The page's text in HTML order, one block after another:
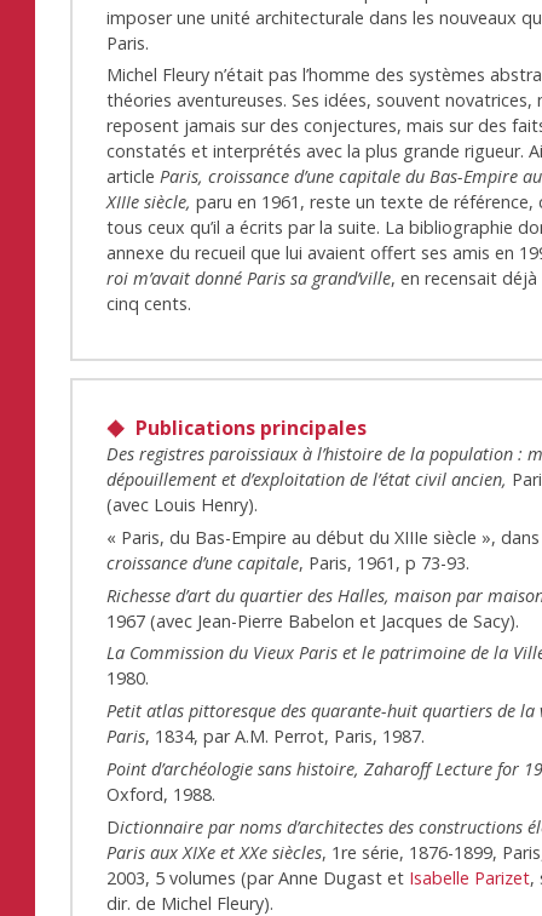
imposer une unité architecturale dans les nouveaux
Paris.
Michel Fleury n’était pas l’homme des systèmes
théories aventureuses. Ses idées, souvent novatrices,
reposent jamais sur des conjectures, mais sur des
constatés et interprétés avec la plus grande rigueur.
articleParis, croissance d’une capitale du Bas-Empire
XIIIe siècle, paru en 1961, reste un texte de référence,
tous ceux qu’il a écrits par la suite. La bibliographie
annexe du recueil que lui avaient offert ses amis en
roi m’avait donné Paris sa grand’ville, en recensait
cinq cents.
Publications principales
Des registres paroissiaux à l’histoire de la population :
dépouillement et d’exploitation de l’état civil ancien,
(avec Louis Henry).
« Paris, du Bas-Empire au début du XIIIe siècle »,
croissance d’une capitale, Paris, 1961, p 73-93.
Richesse d’art du quartier des Halles, maison par
1967 (avec Jean-Pierre Babelon et Jacques de Sacy).
La Commission du Vieux Paris et le patrimoine de la
1980.
Petit atlas pittoresque des quarante-huit quartiers de la
Paris, 1834, par A.M. Perrot, Paris, 1987.
Point d’archéologie sans histoire, Zaharoff Lecture for
Oxford, 1988.
Dictionnaire par noms d’architectes des constructions
Paris aux XIXe et XXe siècles, 1re série, 1876-1899,
2003, 5 volumes (par Anne Dugast et Isabelle Parizet,
dir. de Michel Fleury).